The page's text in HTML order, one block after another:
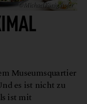
© Michael Königshofer
Museumsquartier
es ist nicht zu
ist mit